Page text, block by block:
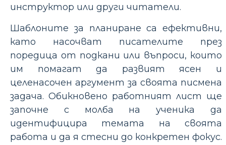
инструктор или други читатели.
Шаблоните за планиране са ефективни,
като насочват писателите през
поредица от подкани или въпроси, които
им помагат да развият ясен и
целенасочен аргумент за своята писмена
задача. Обикновено работният лист ще
започне с молба на ученика да
идентифицира темата на своята
работа и да я стесни до конкретен фокус.